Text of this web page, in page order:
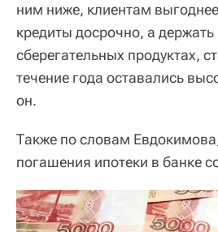
ним ниже, клиентам
кредиты досрочно, а держать
сберегательных продуктах,
течение года оставались
он.
Также по словам
погашения ипотеки в банке